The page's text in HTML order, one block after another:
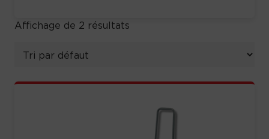
Affichage de 2 résultats